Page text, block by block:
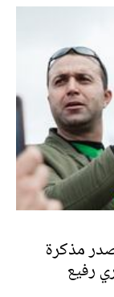
مذكرة
رفيع